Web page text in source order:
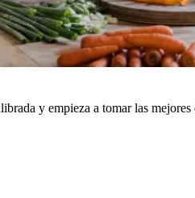
y empieza a tomar las